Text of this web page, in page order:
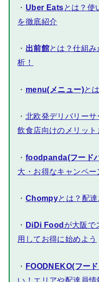
・ Uber Eatsとは？使
を徹底紹介
・ 出前館とは？仕組
析！
・ menu(メニュー)と
・ 北欧発デリバリーサ
飲食店向けのメリット
・ foodpanda(フード
大・お得なキャンペー
・ Chompyとは？配
・ DiDi Foodが大阪で
用してお得に始めよう
・ FOODNEKO(フー
い！エリアや配達員情